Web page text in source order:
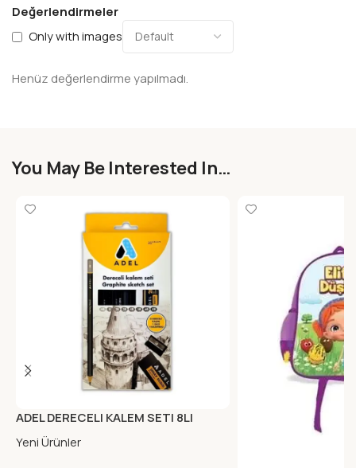
Değerlendirmeler
Only with images
Henüz değerlendirme yapılmadı.
You May Be Interested In…
ADEL DERECELI KALEM SETI 8LI
Yeni Ürünler